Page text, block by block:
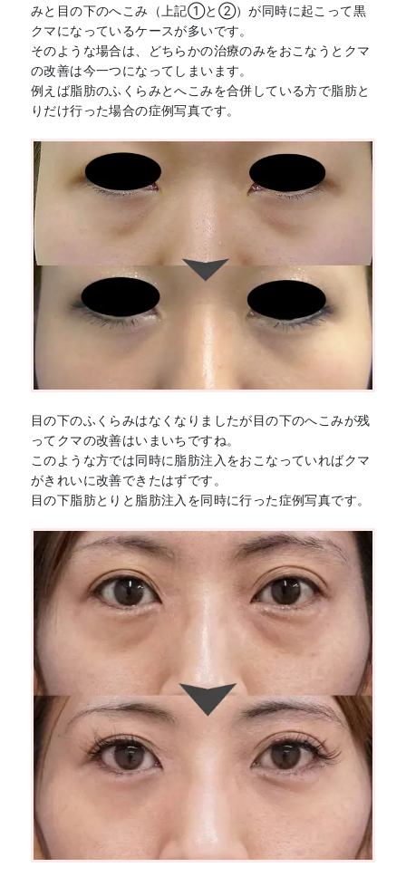
みと目の下のへこみ（上記①と②）が同時に起こって黒
クマになっているケースが多いです。
そのような場合は、どちらかの治療のみをおこなうとクマ
の改善は今一つになってしまいます。
例えば脂肪のふくらみとへこみを合併している方で脂肪と
りだけ行った場合の症例写真です。
目の下のふくらみはなくなりましたが目の下のへこみが残
ってクマの改善はいまいちですね。
このような方では同時に脂肪注入をおこなっていればクマ
がきれいに改善できたはずです。
目の下脂肪とりと脂肪注入を同時に行った症例写真です。